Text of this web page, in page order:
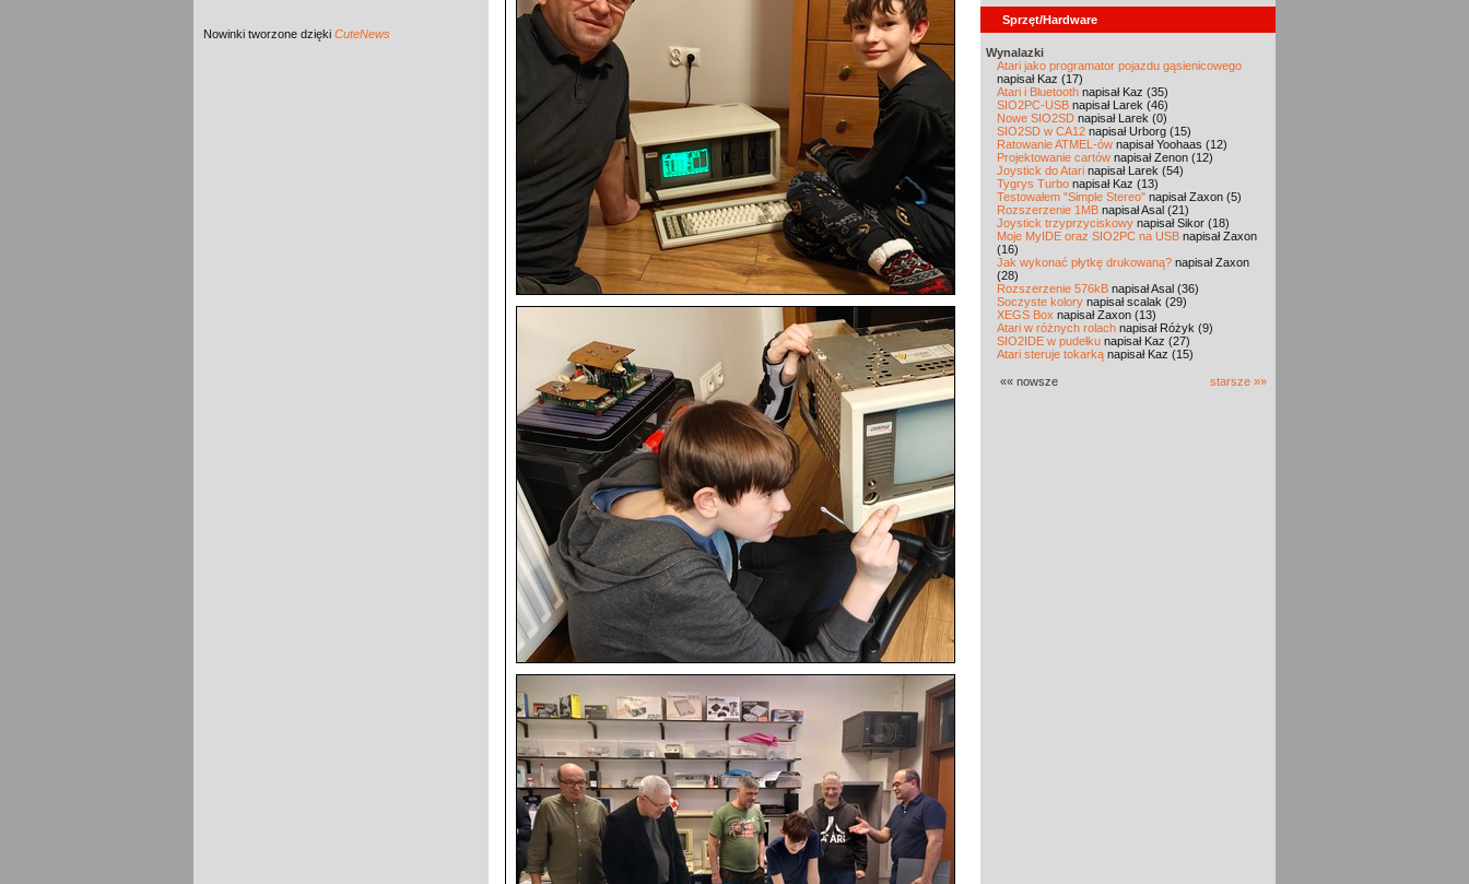
Nowinki tworzone dzięki CuteNews
Sprzęt/Hardware
Wynalazki
Atari jako programator pojazdu gąsienicowego
napisał Kaz (17)
Atari i Bluetooth napisał Kaz (35)
SIO2PC-USB napisał Larek (46)
Nowe SIO2SD napisał Larek (0)
SIO2SD w CA12 napisał Urborg (15)
Ratowanie ATMEL-ów napisał Yoohaas (12)
Projektowanie cartów napisał Zenon (12)
Joystick do Atari napisał Larek (54)
Tygrys Turbo napisał Kaz (13)
Testowałem "Simple Stereo" napisał Zaxon (5)
Rozszerzenie 1MB napisał Asal (21)
Joystick trzyprzyciskowy napisał Sikor (18)
Moje MyIDE oraz SIO2PC na USB napisał Zaxon
(16)
Jak wykonać płytkę drukowaną? napisał Zaxon
(28)
Rozszerzenie 576kB napisał Asal (36)
Soczyste kolory napisał scalak (29)
XEGS Box napisał Zaxon (13)
Atari w różnych rolach napisał Różyk (9)
SIO2IDE w pudełku napisał Kaz (27)
Atari steruje tokarką napisał Kaz (15)
«« nowsze starsze »»